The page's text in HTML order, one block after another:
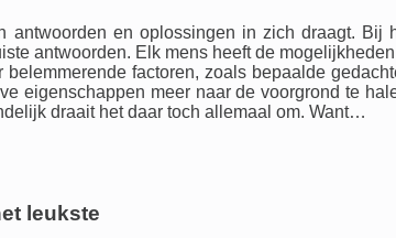
antwoorden en oplossingen in zich draagt. Bij
antwoorden. Elk mens heeft de
factoren, zoals bepaalde
eigenschappen meer naar de voorgrond te
draait het daar toch allemaal om. Want…
leukste